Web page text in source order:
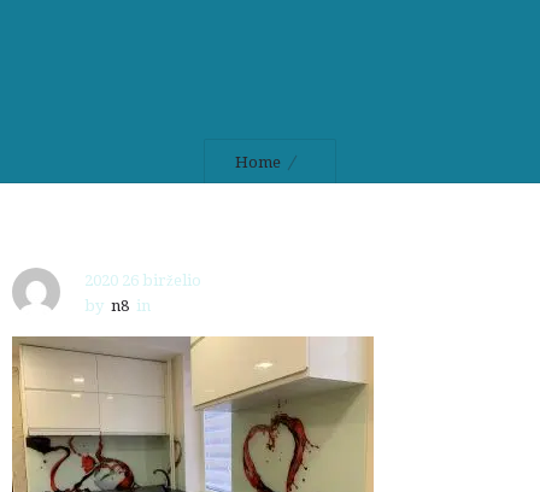
Home
2020 26 birželio
by n8 in